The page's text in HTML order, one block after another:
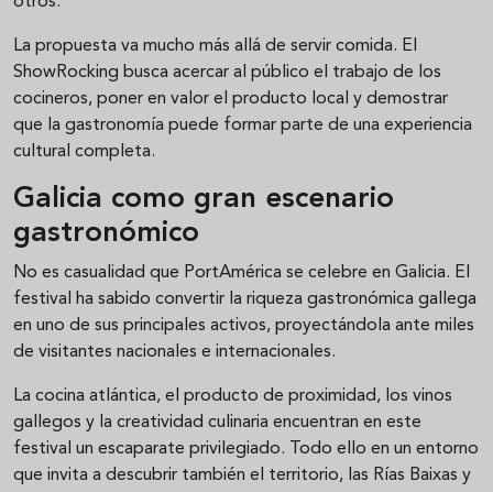
La propuesta va mucho más allá de servir comida. El
ShowRocking busca acercar al público el trabajo de los
cocineros, poner en valor el producto local y demostrar
que la gastronomía puede formar parte de una experiencia
cultural completa.
Galicia como gran escenario
gastronómico
No es casualidad que PortAmérica se celebre en Galicia. El
festival ha sabido convertir la riqueza gastronómica gallega
en uno de sus principales activos, proyectándola ante miles
de visitantes nacionales e internacionales.
La cocina atlántica, el producto de proximidad, los vinos
gallegos y la creatividad culinaria encuentran en este
festival un escaparate privilegiado. Todo ello en un entorno
que invita a descubrir también el territorio, las Rías Baixas y